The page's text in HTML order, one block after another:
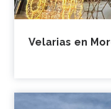
Velarias en